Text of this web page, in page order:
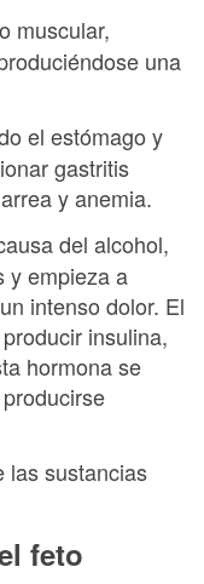
muscular,
una
el estómago y
gastritis
y anemia.
del alcohol,
y empieza a
intenso dolor. El
insulina,
hormona se
las sustancias
feto